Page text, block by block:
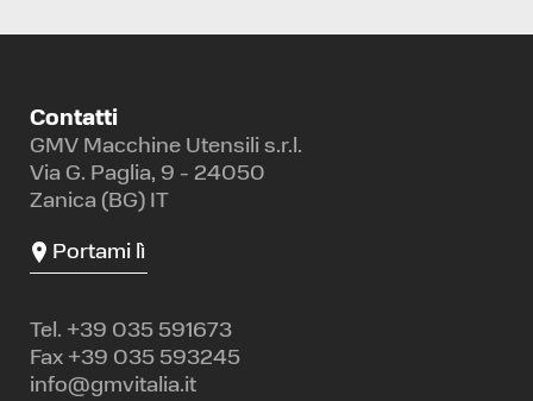
Contatti
GMV Macchine Utensili s.r.l.
Via G. Paglia, 9 - 24050
Zanica (BG) IT
Portami lì
Tel. +39 035 591673
Fax +39 035 593245
info@gmvitalia.it